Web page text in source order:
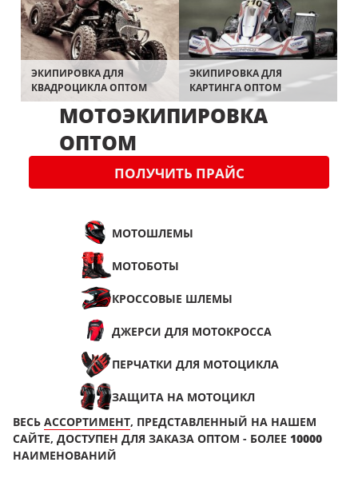
МОТОЭКИПИРОВКА
ОПТОМ
ПОЛУЧИТЬ ПРАЙС
ЭКИПИРОВКА ДЛЯ
КВАДРОЦИКЛА ОПТОМ
ЭКИПИРОВКА ДЛЯ
КАРТИНГА ОПТОМ
МОТОШЛЕМЫ
МОТОБОТЫ
КРОССОВЫЕ ШЛЕМЫ
ДЖЕРСИ ДЛЯ МОТОКРОССА
ПЕРЧАТКИ ДЛЯ МОТОЦИКЛА
ЗАЩИТА НА МОТОЦИКЛ
ВЕСЬ АССОРТИМЕНТ, ПРЕДСТАВЛЕННЫЙ НА НАШЕМ
САЙТЕ, ДОСТУПЕН ДЛЯ ЗАКАЗА ОПТОМ - БОЛЕЕ 10000
НАИМЕНОВАНИЙ